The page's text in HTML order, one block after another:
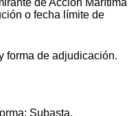
o fecha límite de
forma de adjudicación.
Subasta.